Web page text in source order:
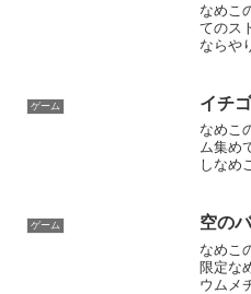
なめこ
てのス
ならや
そして
めこ
ゲーム イチ
なめこ
ム集め
しなめ
イチゴ
アまで
ゲーム 空の
なめこ
限定な
ウムメ